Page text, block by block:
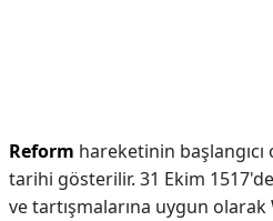
Reform hareketinin
tarihi gösterilir. 31 Ekim
ve tartışmalarına uygun